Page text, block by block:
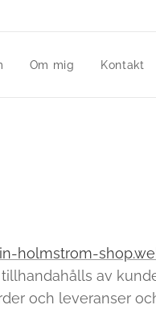
Om mig Kontakt
holmstrom-
av
och leveranser